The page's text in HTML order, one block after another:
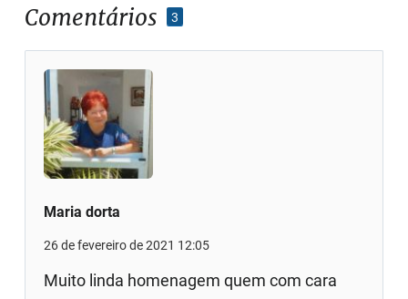
Comentários 3
Maria dorta
26 de fevereiro de 2021 12:05
Muito linda homenagem quem com cara